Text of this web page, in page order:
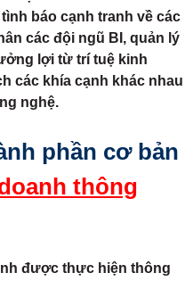
báo cạnh tranh về các
các đội ngũ BI, quản lý
lợi từ trí tuệ kinh
các khía cạnh khác nhau
nghệ.
phần cơ bản
thông
được thực hiện thông